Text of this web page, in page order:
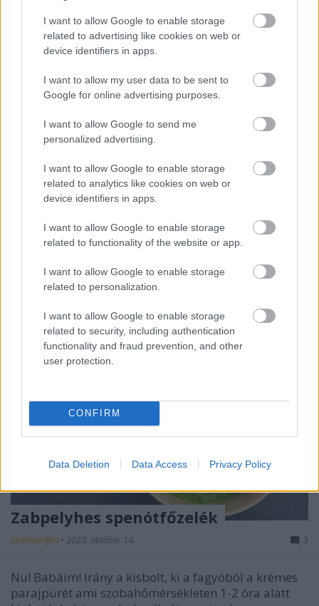
I want to allow Google to enable storage
related to advertising like cookies on web or
device identifiers in apps.
I want to allow my user data to be sent to
Google for online advertising purposes.
I want to allow Google to send me
personalized advertising.
I want to allow Google to enable storage
related to analytics like cookies on web or
device identifiers in apps.
I want to allow Google to enable storage
related to functionality of the website or app.
I want to allow Google to enable storage
related to personalization.
I want to allow Google to enable storage
related to security, including authentication
functionality and fraud prevention, and other
user protection.
CONFIRM
Data Deletion Data Access Privacy Policy
Currys-répás babfőzelék
szatmariferi•2023. október 22.
PASZULY! Csupa nagybetűvel. Azt is mondhatnám,
hogy a szegény ember fehérjéje. Ritkán találkozom
éttermekben babfőzelékkel. Olyan ritkán főzzük, ...
Zabpelyhes spenótfőzelék
szatmariferi • 2023. október 14. 3
Nu! Babáim! Irány a kisbolt, ki a fagyóból a krémes
parajpürét ami szobahőmérsékleten 1-2 óra alatt